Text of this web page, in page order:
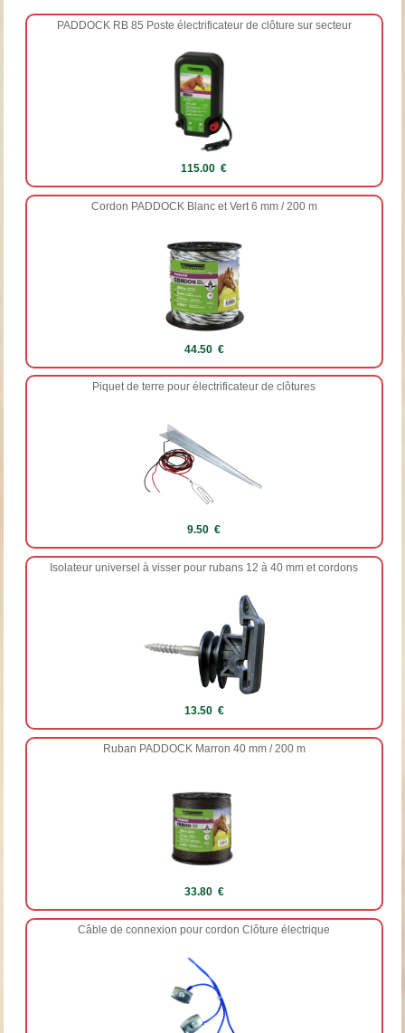
PADDOCK RB 85 Poste électrificateur de clôture sur secteur
115.00 €
Cordon PADDOCK Blanc et Vert 6 mm / 200 m
44.50 €
Piquet de terre pour électrificateur de clôtures
9.50 €
Isolateur universel à visser pour rubans 12 à 40 mm et cordons
13.50 €
Ruban PADDOCK Marron 40 mm / 200 m
33.80 €
Câble de connexion pour cordon Clôture électrique